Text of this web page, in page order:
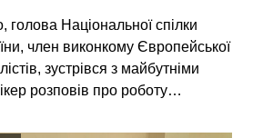
голова Національної спілки
член виконкому Європейської
зустрівся з майбутніми
розповів про роботу…